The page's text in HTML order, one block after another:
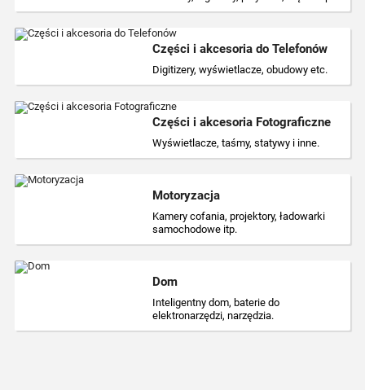
Części i akcesoria do Telefonów
Digitizery, wyświetlacze, obudowy etc.
Digitizery, wyświetlacze, obudowy etc.
Części i akcesoria Fotograficzne
Wyświetlacze, taśmy, statywy i inne.
Wyświetlacze, taśmy, statywy i inne.
Motoryzacja
Kamery cofania, projektory, ładowarki
samochodowe itp.
Kamery cofania, projektory, ładowarki
samochodowe itp.
Dom
Inteligentny dom, baterie do
elektronarzędzi, narzędzia.
Inteligentny dom, baterie do
elektronarzędzi, narzędzia.